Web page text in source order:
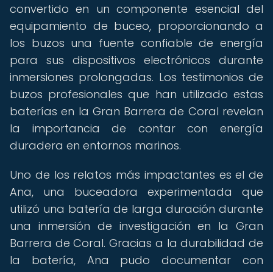
convertido en un componente esencial del
equipamiento de buceo, proporcionando a
los buzos una fuente confiable de energía
para sus dispositivos electrónicos durante
inmersiones prolongadas. Los testimonios de
buzos profesionales que han utilizado estas
baterías en la Gran Barrera de Coral revelan
la importancia de contar con energía
duradera en entornos marinos.
Uno de los relatos más impactantes es el de
Ana, una buceadora experimentada que
utilizó una batería de larga duración durante
una inmersión de investigación en la Gran
Barrera de Coral. Gracias a la durabilidad de
la batería, Ana pudo documentar con